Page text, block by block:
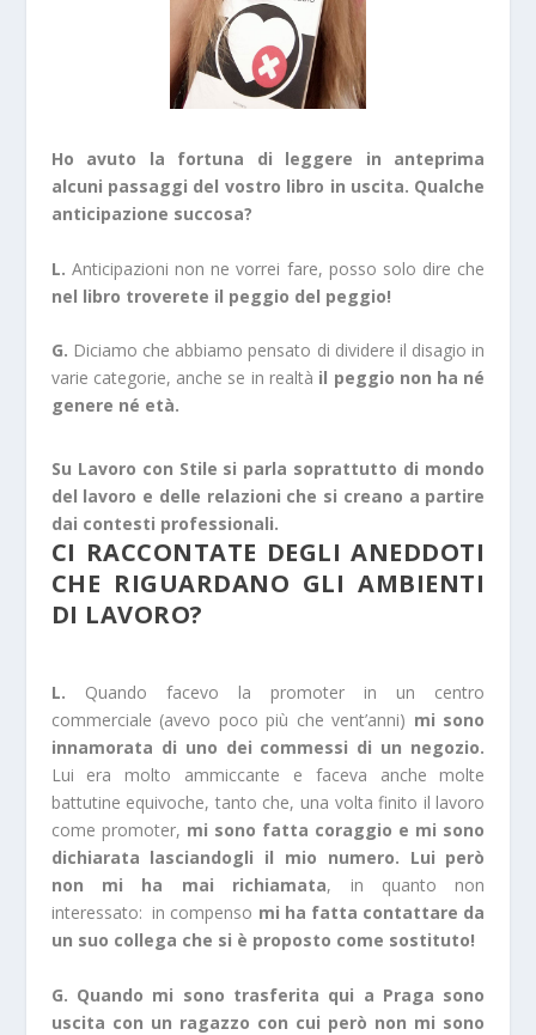
Ho avuto la fortuna di leggere in anteprima
alcuni passaggi del vostro libro in uscita. Qualche
anticipazione succosa?
L. Anticipazioni non ne vorrei fare, posso solo dire che
nel libro troverete il peggio del peggio!
G. Diciamo che abbiamo pensato di dividere il disagio in
varie categorie, anche se in realtà il peggio non ha né
genere né età.
Su Lavoro con Stile si parla soprattutto di mondo
del lavoro e delle relazioni che si creano a partire
dai contesti professionali.
CI RACCONTATE DEGLI ANEDDOTI
CHE RIGUARDANO GLI AMBIENTI
DI LAVORO?
L. Quando facevo la promoter in un centro
commerciale (avevo poco più che vent’anni) mi sono
innamorata di uno dei commessi di un negozio.
Lui era molto ammiccante e faceva anche molte
battutine equivoche, tanto che, una volta finito il lavoro
come promoter, mi sono fatta coraggio e mi sono
dichiarata lasciandogli il mio numero. Lui però
non mi ha mai richiamata, in quanto non
interessato: in compenso mi ha fatta contattare da
un suo collega che si è proposto come sostituto!
G. Quando mi sono trasferita qui a Praga sono
uscita con un ragazzo con cui però non mi sono